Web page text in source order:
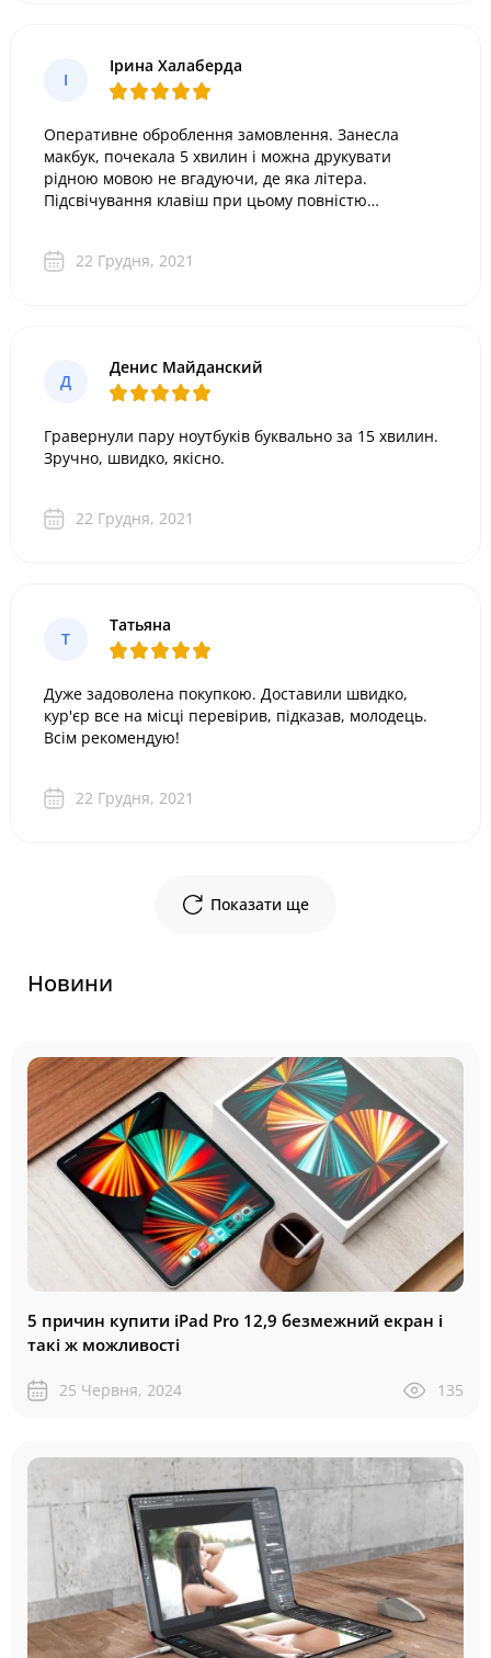
І
Ірина Халаберда
Оперативне оброблення замовлення. Занесла
макбук, почекала 5 хвилин і можна друкувати
рідною мовою не вгадуючи, де яка літера.
Підсвічування клавіш при цьому повністю
22 Грудня, 2021
Д
Денис Майданский
Гравернули пару ноутбуків буквально за 15 хвилин.
Зручно, швидко, якісно.
22 Грудня, 2021
Т
Татьяна
Дуже задоволена покупкою. Доставили швидко,
кур'єр все на місці перевірив, підказав, молодець.
Всім рекомендую!
22 Грудня, 2021
Показати ще
Новини
5 причин купити iPad Pro 12,9 безмежний екран і
такі ж можливості
25 Червня, 2024 135